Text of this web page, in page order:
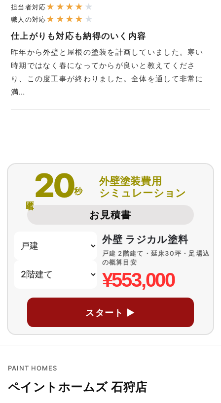
担当者対応★ ★ ★ ★ ★
職人の対応★ ★ ★ ★ ★
仕上がりも対応も納得のいく内容
昨年から外壁と屋根の塗装を計画していました。寒い
時期ではなく春になってからが良いと教えてくださ
り、この度工事が終わりました。全体を通して非常に
満…
20秒
外壁塗装費用
シミュレーション
お見積書
外壁 ラジカル塗料
戸建 2階建て・延床30坪・足場込
の概算目安
¥553,000
スタート ▶
PAINT HOMES
ペイントホームズ 石狩店